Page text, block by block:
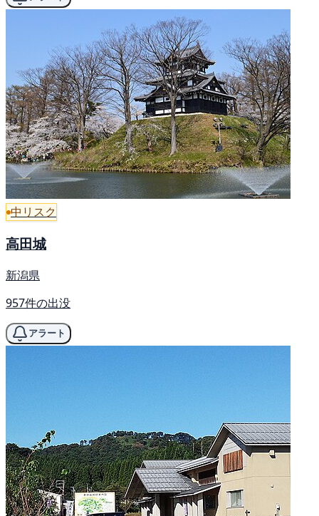
中リスク
高田城
新潟県
957件の出没
アラート